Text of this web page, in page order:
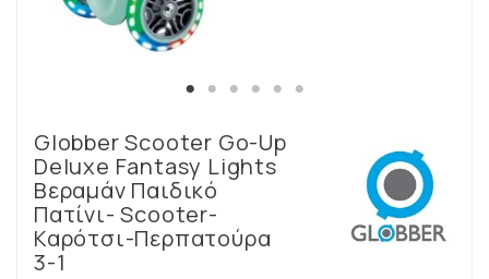
Globber Scooter Go-Up
Deluxe Fantasy Lights
Βεραμάν Παιδικό
Πατίνι- Scooter-
Καρότσι-Περπατούρα
3-1